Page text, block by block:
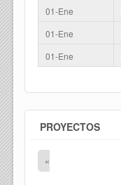
01-Ene
01-Ene
01-Ene
PROYECTOS
«